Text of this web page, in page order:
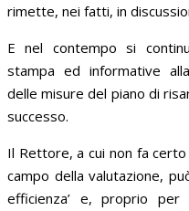
rimette, nei fatti, in
E nel contempo si
stampa ed informative alla
delle misure del piano di
successo.
Il Rettore, a cui non fa
campo della valutazione,
efficienza’ e, proprio